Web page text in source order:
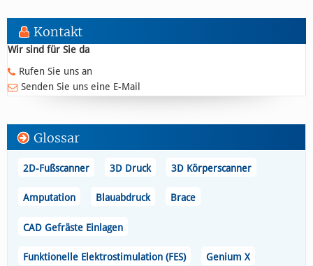
Kontakt
Wir sind für Sie da
Rufen Sie uns an
Senden Sie uns eine E-Mail
Glossar
2D-Fußscanner 3D Druck 3D Körperscanner
Amputation Blauabdruck Brace
CAD Gefräste Einlagen
Funktionelle Elektrostimulation (FES) Genium X